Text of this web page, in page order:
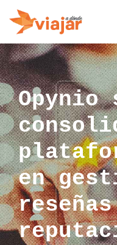
Saltar
al
contenido
Opynio
en